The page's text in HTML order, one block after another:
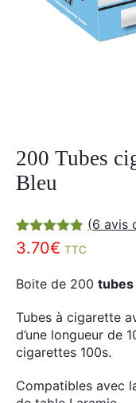
200 Tubes
Bleu
Noté4.83
sur 5
6
notations
(6 avis
3.70€ TTC
Boite de 200 tubes
Tubes à cigarette
d’une longueur de
cigarettes 100s.
Compatibles avec
Adalya
100ml
Booster E-
Divers
Salé
Sucré